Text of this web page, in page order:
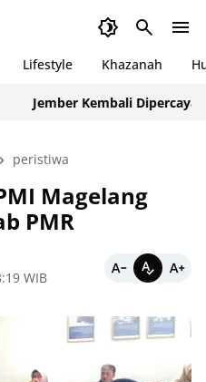
Lifestyle Khazanah
Jember Kembali Dipercaya
peristiwa
Magelang
PMR
WIB